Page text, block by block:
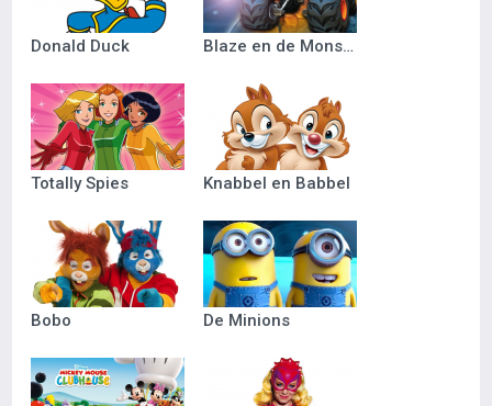
Donald Duck Blaze en de Monsterwielen
Totally Spies Knabbel en Babbel
Bobo De Minions